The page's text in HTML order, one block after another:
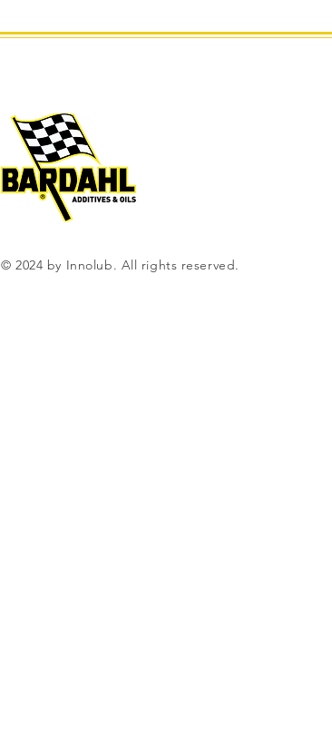
© 2024 by Innolub. All rights reserved.